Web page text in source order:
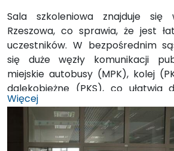
Sala szkoleniowa znajduje
Rzeszowa, co sprawia, że jest
uczestników. W bezpośrednim
się duże węzły komunikacji
miejskie autobusy (MPK), kolej
dalekobieżne (PKS), co
różnych części miasta oraz spoza
niedaleko znajduje się
Center Park, co umożliwia
osób korzystających z własnego
Więcej